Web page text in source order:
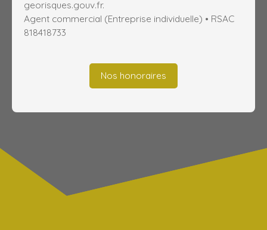
georisques.gouv.fr.
Agent commercial (Entreprise individuelle) • RSAC
818418733
Nos honoraires